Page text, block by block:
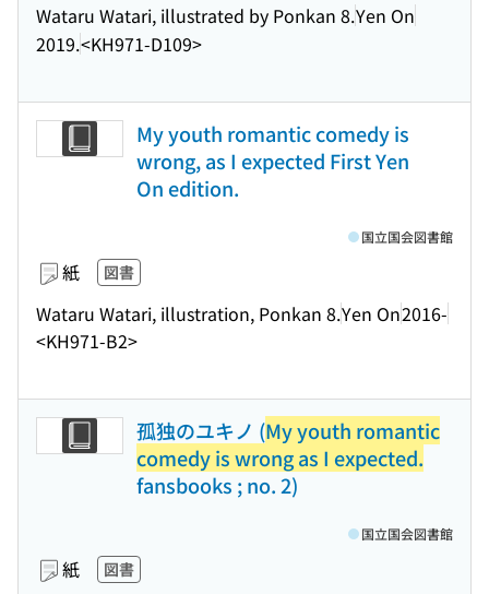
Wataru Watari, illustrated by Ponkan 8.Yen On
2019.<KH971-D109>
My youth romantic comedy is
wrong, as I expected First Yen
On edition.
紙 図書
Wataru Watari, illustration, Ponkan 8.Yen On2016-
<KH971-B2>
国立国会図書館
孤独のユキノ (My youth romantic
comedy is wrong as I expected.
fansbooks ; no. 2)
紙 図書
国立国会図書館